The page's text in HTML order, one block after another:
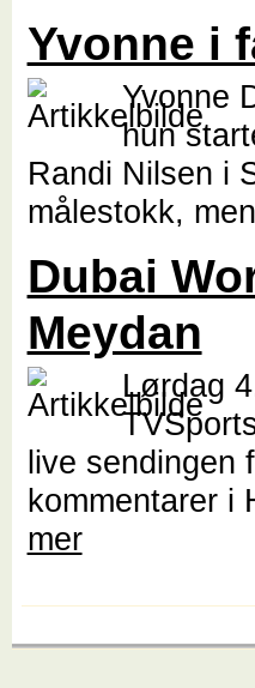
Yvonne i
Yvonne
hun
Randi Nilsen i
målestokk,
Dubai
Meydan
Lørdag
live sendingen
kommentarer
mer